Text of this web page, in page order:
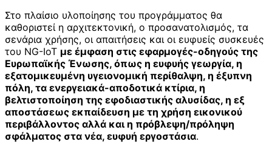
Στο πλαίσιο υλοποίησης του προγράμματος θα
καθοριστεί η αρχιτεκτονική, ο προσανατολισμός, τα
σενάρια χρήσης, οι απαιτήσεις και οι ευφυείς συσκευές
του NG-IoT με έμφαση στις εφαρμογές-οδηγούς της
Ευρωπαϊκής Ένωσης, όπως η ευφυής γεωργία, η
εξατομικευμένη υγειονομική περίθαλψη, η έξυπνη
πόλη, τα ενεργειακά-αποδοτικά κτίρια, η
βελτιστοποίηση της εφοδιαστικής αλυσίδας, η εξ
αποστάσεως εκπαίδευση με τη χρήση εικονικού
περιβάλλοντος αλλά και η πρόβλεψη/πρόληψη
σφάλματος στα νέα, ευφυή εργοστάσια.